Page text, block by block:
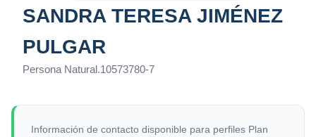
SANDRA TERESA JIMÉNEZ
PULGAR
Persona Natural.10573780-7
Información de contacto disponible para perfiles Plan